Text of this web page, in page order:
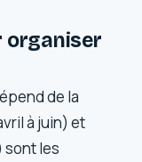
organiser
de la
à juin) et
sont les